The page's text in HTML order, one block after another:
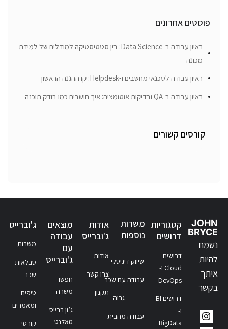
פוסטים אחרונים
ראיון עבודה ב-Data Science: בין סטטיסטיקה למודלים של למידת
מכונה
ראיון עבודה לטכנאי מחשבים ו-Helpdesk: קו ההגנה הראשון
ראיון עבודה ב-QA ובדיקות אוטומציה: איך חושבים כמו בודק תוכנה
קורסים קשורים
JOHN
BRYCE
נשמח
להיות
איתך
בקשר
קטגוריות
דרושים
דרושים
Cloud ו-
DevOps
דרושים BI
ו-
BigData
משרות
נוספות
שיווק דיגיטלי
עבודה עם שכר
גבוה
עבודה מהבית
אודות
ג'וברייס
אודות
צרו קשר
תקנון
מוצאים
עבודה
עם
ג'וברייס
חפשו
משרה
ג’ון ברייס
טאלנט
ג'וברייס
משרות
טבלאות
שכר
טיפים
ומאמרים
קורסי